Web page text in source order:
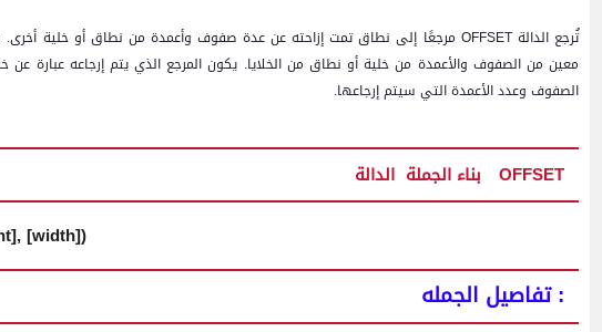
تُرجع الدالةOFFSET مرجعًا إلى نطاق تمت إزاحته عن عدة صفوف وأعمدة من نطاق أو خلية أخرى.
معين من الصفوف والأعمدة من خلية أو نطاق من الخلايا. يكون المرجع الذي يتم إرجاعه عبارة عن
الصفوف وعدد الأعمدة التي سيتم إرجاعها.
بناء الجملة
OFFSET
[width])
تفاصيل الجمله :